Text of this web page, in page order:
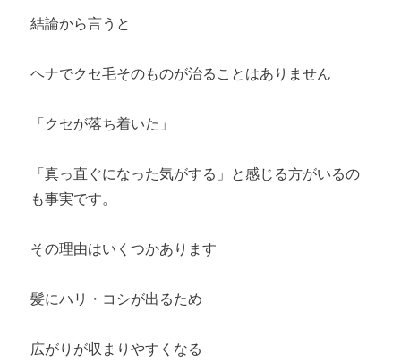
結論から言うと
ヘナでクセ毛そのものが治ることはありません
「クセが落ち着いた」
「真っ直ぐになった気がする」と感じる方がいるの
も事実です。
その理由はいくつかあります
髪にハリ・コシが出るため
広がりが収まりやすくなる